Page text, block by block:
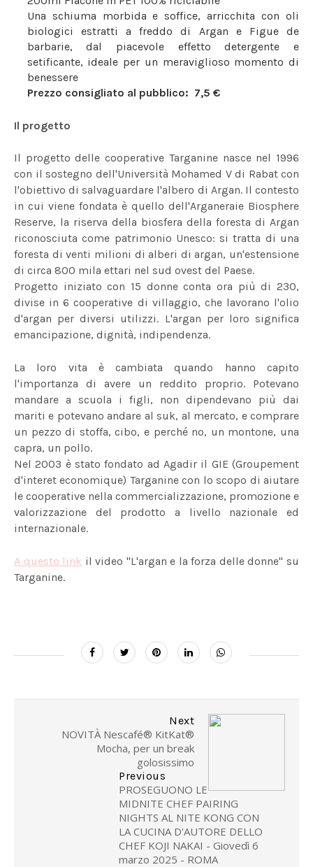
Una schiuma morbida e soffice, arricchita con oli
biologici estratti a freddo di Argan e Figue de
barbarie, dal piacevole effetto detergente e
setificante, ideale per un meraviglioso momento di
benessere
Prezzo consigliato al pubblico: 7,5 €
Il progetto
Il progetto delle cooperative Targanine nasce nel 1996
con il sostegno dell'Università Mohamed V di Rabat con
l'obiettivo di salvaguardare l'albero di Argan. Il contesto
in cui viene fondata è quello dell'Arganeraie Biosphere
Reserve, la riserva della biosfera della foresta di Argan
riconosciuta come patrimonio Unesco: si tratta di una
foresta di venti milioni di alberi di argan, un'estensione
di circa 800 mila ettari nel sud ovest del Paese.
Progetto iniziato con 15 donne conta ora più di 230,
divise in 6 cooperative di villaggio, che lavorano l'olio
d'argan per diversi utilizzi. L'argan per loro significa
emancipazione, dignità, indipendenza.
La loro vita è cambiata quando hanno capito
l'importanza di avere un reddito proprio. Potevano
mandare a scuola i figli, non dipendevano più dai
mariti e potevano andare al suk, al mercato, e comprare
un pezzo di stoffa, cibo, e perché no, un montone, una
capra, un pollo.
Nel 2003 è stato fondato ad Agadir il GIE (Groupement
d'interet economique) Targanine con lo scopo di aiutare
le cooperative nella commercializzazione, promozione e
valorizzazione del prodotto a livello nazionale ed
internazionale.
A questo link il video "L'argan e la forza delle donne" su
Targanine.
Next
NOVITÀ Nescafé® KitKat®
Mocha, per un break
golosissimo
Previous
PROSEGUONO LE
MIDNITE CHEF PAIRING
NIGHTS AL NITE KONG CON
LA CUCINA D'AUTORE DELLO
CHEF KOJI NAKAI - Giovedì 6
marzo 2025 - ROMA